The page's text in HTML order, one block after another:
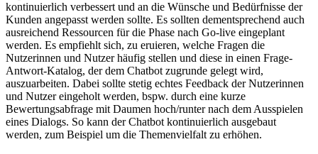
kontinuierlich verbessert und an die Wünsche und Bedürfnisse der
Kunden angepasst werden sollte. Es sollten dementsprechend auch
ausreichend Ressourcen für die Phase nach Go-live eingeplant
werden. Es empfiehlt sich, zu eruieren, welche Fragen die
Nutzerinnen und Nutzer häufig stellen und diese in einen Frage-
Antwort-Katalog, der dem Chatbot zugrunde gelegt wird,
auszuarbeiten. Dabei sollte stetig echtes Feedback der Nutzerinnen
und Nutzer eingeholt werden, bspw. durch eine kurze
Bewertungsabfrage mit Daumen hoch/runter nach dem Ausspielen
eines Dialogs. So kann der Chatbot kontinuierlich ausgebaut
werden, zum Beispiel um die Themenvielfalt zu erhöhen.